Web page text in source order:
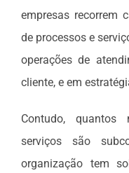
empresas recorrem
de processos e
operações de
cliente, e em
Contudo, quantos
serviços são
organização tem